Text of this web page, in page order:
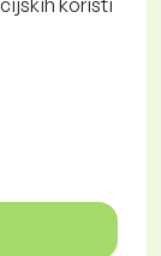
koristi